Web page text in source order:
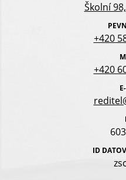
Školní
+420
+420
ID